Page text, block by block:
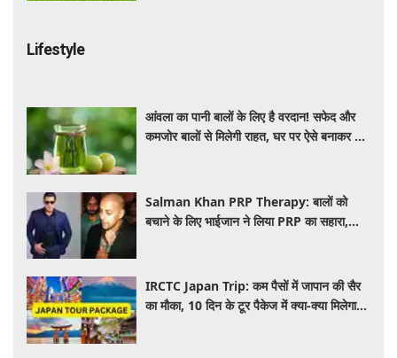
Lifestyle
आंवला का पानी बालों के लिए है वरदान! सफेद और
कमजोर बालों से मिलेगी राहत, घर पर ऐसे बनाकर करें
Salman Khan PRP Therapy: बालों को
बचाने के लिए भाईजान ने लिया PRP का सहारा,
IRCTC Japan Trip: कम पैसों में जापान की सैर
का मौका, 10 दिन के टूर पैकेज में क्या-क्या मिलेगा?